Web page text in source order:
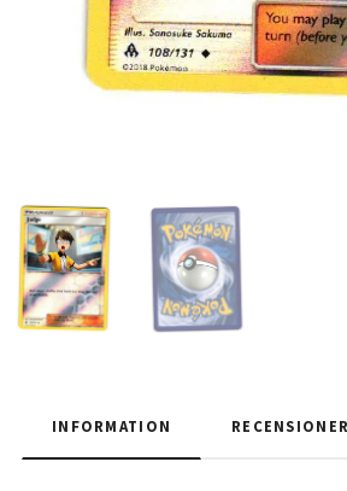
INFORMATION RECENSIONER